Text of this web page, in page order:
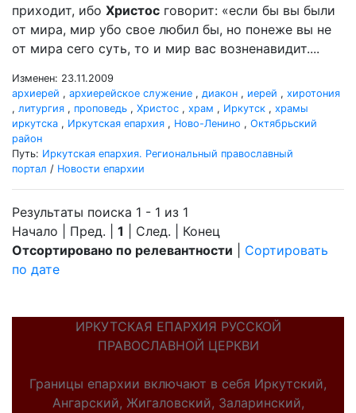
приходит, ибо Христос говорит: «если бы вы были
от мира, мир убо свое любил бы, но понеже вы не
от мира сего суть, то и мир вас возненавидит....
Изменен: 23.11.2009
архиерей , архиерейское служение , диакон , иерей , хиротония
, литургия , проповедь , Христос , храм , Иркутск , храмы
иркутска , Иркутская епархия , Ново-Ленино , Октябрьский
район
Путь: Иркутская епархия. Региональный православный
портал / Новости епархии
Результаты поиска 1 - 1 из 1
Начало | Пред. | 1 | След. | Конец
Отсортировано по релевантности
Сортировать
по дате
ИРКУТСКАЯ ЕПАРХИЯ РУССКОЙ
ПРАВОСЛАВНОЙ ЦЕРКВИ
Границы епархии включают в себя Иркутский,
Ангарский, Жигаловский, Заларинский,